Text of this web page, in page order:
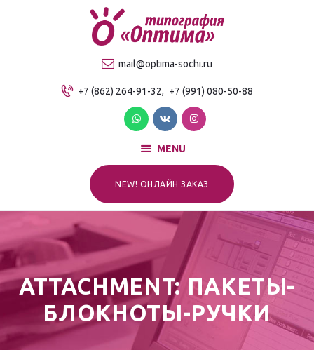
mail@optima-sochi.ru
+7 (862) 264-91-32, +7 (991) 080-50-88
MENU
NEW! ОНЛАЙН ЗАКАЗ
ATTACHMENT: ПАКЕТЫ-
БЛОКНОТЫ-РУЧКИ
Качественная типография в Сочи
О компании
Продукция
Услуги
Прайс-лист
Для клиентов